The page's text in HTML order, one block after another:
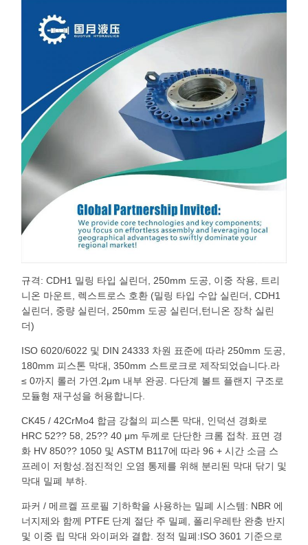
규격: CDH1 밀링 타입 실린더, 250mm 도공, 이중 작용, 트리
니온 마운트, 렉스트로스 호환 (밀링 타입 수압 실린더, CDH1
실린더, 중량 실린더, 250mm 도공 실린더,턴니온 장착 실린
더)
ISO 6020/6022 및 DIN 24333 차원 표준에 따라 250mm 도공,
180mm 피스톤 막대, 350mm 스트로크로 제작되었습니다.라
≤ 0까지 롤러 가연.2μm 내부 완공. 다단계 볼트 플랜지 구조로
모듈형 재구성을 허용합니다.
CK45 / 42CrMo4 합금 강철의 피스톤 막대, 인덕션 경화로
HRC 52?? 58, 25?? 40 μm 두께로 단단한 크롬 접착. 표면 경
화 HV 850?? 1050 및 ASTM B117에 따라 96 + 시간 소금 스
프레이 저항성.점진적인 오염 통제를 위해 분리된 막대 닦기 및
막대 밀폐 부하.
파커 / 메르켈 프로필 기하학을 사용하는 밀폐 시스템: NBR 에
너지제와 함께 PTFE 단계 절단 주 밀폐, 폴리우레탄 완충 반지
및 이중 립 막대 와이퍼와 결합. 정적 밀폐:ISO 3601 기준으로